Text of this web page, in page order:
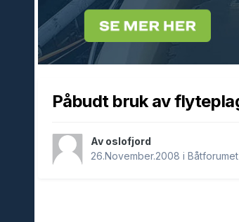
Påbudt bruk av
Av oslofjord
26.November.2008 i Båtforumet